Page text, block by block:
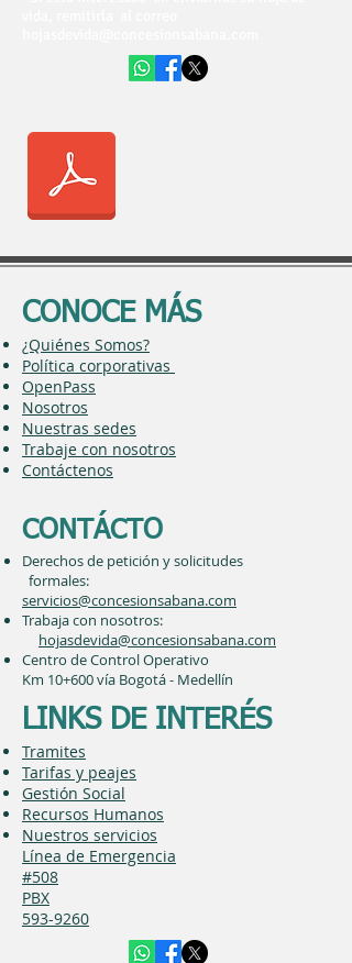
CONOCE MÁS
¿Quiénes Somos?
Política corporativas
OpenPass
Nosotros
Nuestras sedes
Trabaje con nosotros
Contáctenos
CONTÁCTO
Derechos de petición y solicitudes
formales:
servicios@concesionsabana.com
Trabaja con nosotros:
hojasdevida@concesionsabana.com
Centro de Control Operativo
Km 10+600 vía Bogotá - Medellín
LINKS DE INTERÉS
Tramites
Tarifas y peajes
Gestión Social
Recursos Humanos
Nuestros servicios
Línea de Emergencia
#508
PBX
593-9260